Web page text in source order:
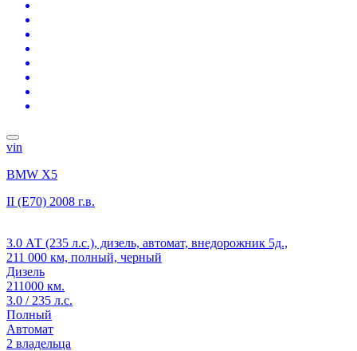
vin
BMW X5
II (E70) 2008 г.в.
3.0 АТ (235 л.с.), дизель, автомат, внедорожник 5д.,
211 000 км, полный, черный
Дизель
211000 км.
3.0 / 235 л.с.
Полный
Автомат
2 владельца